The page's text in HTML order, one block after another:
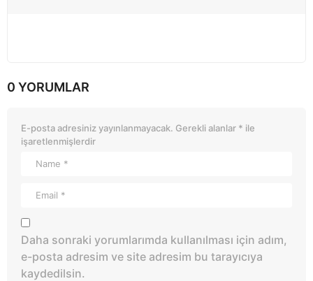
0 YORUMLAR
E-posta adresiniz yayınlanmayacak. Gerekli alanlar * ile
işaretlenmişlerdir
Daha sonraki yorumlarımda kullanılması için adım,
e-posta adresim ve site adresim bu tarayıcıya
kaydedilsin.